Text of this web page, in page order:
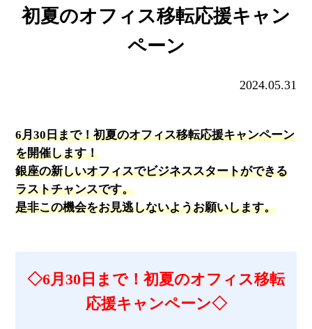
初夏のオフィス移転応援キャン
ペーン
2024.05.31
6月30日まで！初夏のオフィス移転応援キャンペーン
を開催します！
銀座の新しいオフィスでビジネススタートができる
ラストチャンスです。
是非この機会をお見逃しないようお願いします。
◇6月30日まで！初夏のオフィス移転
応援キャンペーン◇